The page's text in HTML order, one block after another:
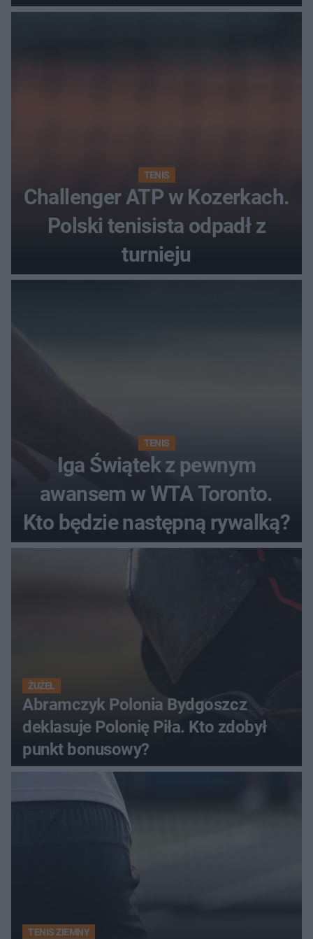
najwięcej punktów?
TENIS
Challenger ATP w Kozerkach.
Polski tenisista odpadł z
turnieju
TENIS
Iga Świątek z pewnym
awansem w WTA Toronto.
Kto będzie następną rywalką?
ŻUŻEL
Abramczyk Polonia Bydgoszcz
deklasuje Polonię Piła. Kto zdobył
punkt bonusowy?
TENIS ZIEMNY